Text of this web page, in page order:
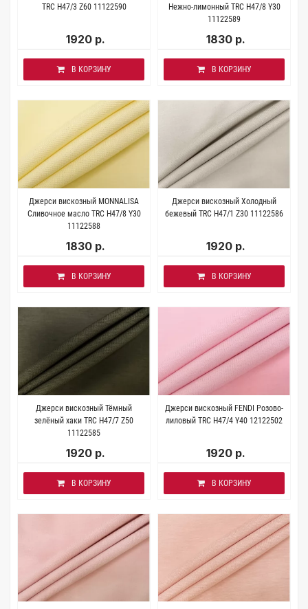
TRC H47/3 Z60 11122590
1920 р.
В КОРЗИНУ
Нежно-лимонный TRC H47/8 Y30
11122589
1830 р.
В КОРЗИНУ
Джерси вискозный MONNALISA
Сливочное масло TRC H47/8 Y30
11122588
1830 р.
В КОРЗИНУ
Джерси вискозный Холодный
бежевый TRC H47/1 Z30 11122586
1920 р.
В КОРЗИНУ
Джерси вискозный Тёмный
зелёный хаки TRC H47/7 Z50
11122585
1920 р.
В КОРЗИНУ
Джерси вискозный FENDI Розово-
лиловый TRC H47/4 Y40 12122502
1920 р.
В КОРЗИНУ